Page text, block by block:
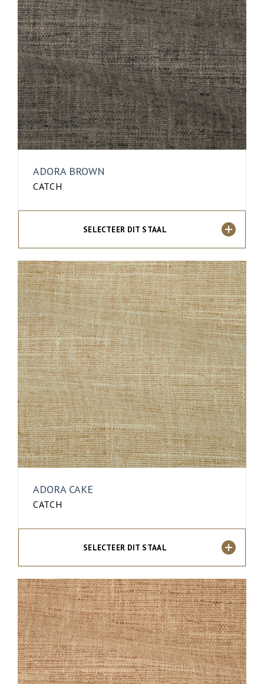
ADORA BROWN
CATCH
SELECTEER DIT STAAL
ADORA CAKE
CATCH
SELECTEER DIT STAAL